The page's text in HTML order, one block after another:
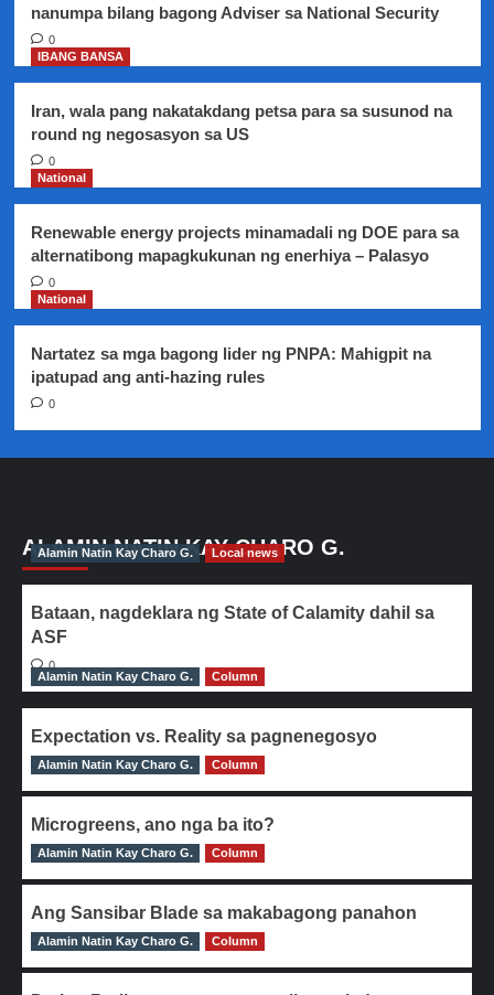
nanumpa bilang bagong Adviser sa National Security
0
IBANG BANSA
Iran, wala pang nakatakdang petsa para sa susunod na
round ng negosasyon sa US
0
National
Renewable energy projects minamadali ng DOE para sa
alternatibong mapagkukunan ng enerhiya – Palasyo
0
National
Nartatez sa mga bagong lider ng PNPA: Mahigpit na
ipatupad ang anti-hazing rules
0
ALAMIN NATIN KAY CHARO G.
Alamin Natin Kay Charo G. Local news
Bataan, nagdeklara ng State of Calamity dahil sa
ASF
0
Alamin Natin Kay Charo G.
Column
Expectation vs. Reality sa pagnenegosyo
0
Alamin Natin Kay Charo G. Column
Microgreens, ano nga ba ito?
0
Alamin Natin Kay Charo G. Column
Ang Sansibar Blade sa makabagong panahon
0
Alamin Natin Kay Charo G. Column